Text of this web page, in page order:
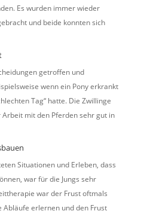
Es wurden immer wieder
und beide konnten sich
getroffen und
wenn ein Pony erkrankt
Tag“ hatte. Die Zwillinge
mit den Pferden sehr gut in
Situationen und Erleben, dass
war für die Jungs sehr
war der Frust oftmals
Abläufe erlernen und den Frust